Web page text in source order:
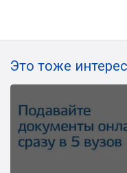
Это тоже